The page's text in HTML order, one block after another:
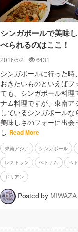
シンガポールで美味
べられるのはここ！
2016/5/2 6431
シンガポールに行った時
おきたいものといえばフ
ても、シンガポール料理
ナム料理ですが、東南ア
しているシンガポールな
美味しさのフォーに出会
し Read More
東南アジア シンガポール
レストラン ベトナム ベ
ドリアン
Posted by MIWAZA